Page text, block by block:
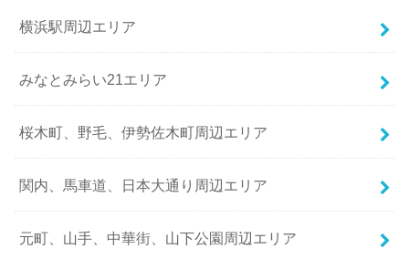
横浜駅周辺エリア
みなとみらい21エリア
桜木町、野毛、伊勢佐木町周辺エリア
関内、馬車道、日本大通り周辺エリア
元町、山手、中華街、山下公園周辺エリア